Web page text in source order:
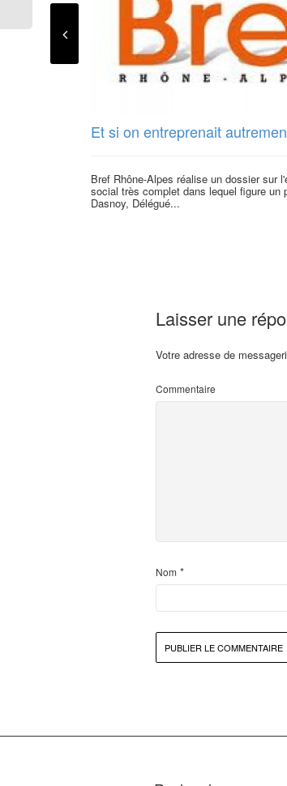
Et si on entreprenait
Bref Rhône-Alpes réalise un dossier sur
social très complet dans lequel figure un
Dasnoy, Délégué...
Laisser une
Votre adresse de
Commentaire
Nom *